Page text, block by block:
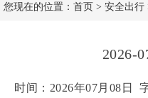
您现在的位置： 首页 > 安全出行
2026-
时间：2026年07月08日